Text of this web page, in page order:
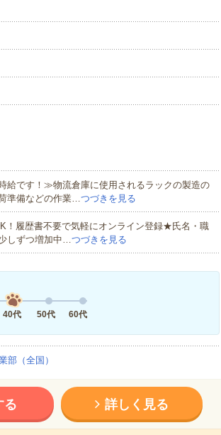
給です！≫物流倉庫に使用されるラックの製造の
準備などの作業…つづきを見る
！履歴書不要で気軽にオンライン登録★氏名・職
しずつ増加中…つづきを見る
40代 50代 60代
（全国）
る 詳しく見る